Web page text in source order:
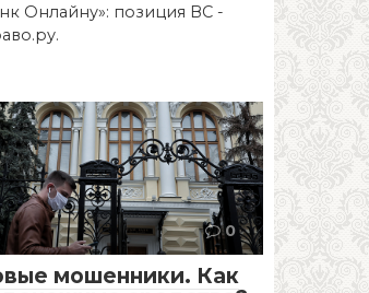
Онлайну»: позиция ВС -
0
мошенники. Как